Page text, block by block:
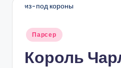
Опубликовано
Парсер
Король